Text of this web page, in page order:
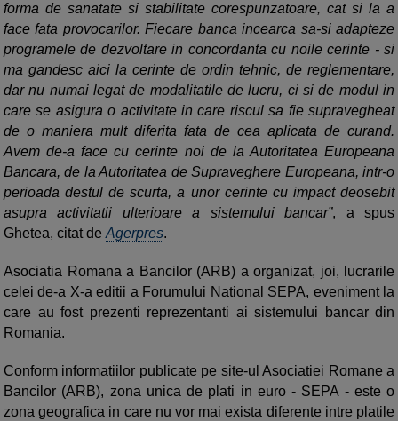
forma de sanatate si stabilitate corespunzatoare, cat si la a
face fata provocarilor. Fiecare banca incearca sa-si adapteze
programele de dezvoltare in concordanta cu noile cerinte - si
ma gandesc aici la cerinte de ordin tehnic, de reglementare,
dar nu numai legat de modalitatile de lucru, ci si de modul in
care se asigura o activitate in care riscul sa fie supravegheat
de o maniera mult diferita fata de cea aplicata de curand.
Avem de-a face cu cerinte noi de la Autoritatea Europeana
Bancara, de la Autoritatea de Supraveghere Europeana, intr-o
perioada destul de scurta, a unor cerinte cu impact deosebit
asupra activitatii ulterioare a sistemului bancar”, a spus
Ghetea, citat de Agerpres.
Asociatia Romana a Bancilor (ARB) a organizat, joi, lucrarile
celei de-a X-a editii a Forumului National SEPA, eveniment la
care au fost prezenti reprezentanti ai sistemului bancar din
Romania.
Conform informatiilor publicate pe site-ul Asociatiei Romane a
Bancilor (ARB), zona unica de plati in euro - SEPA - este o
zona geografica in care nu vor mai exista diferente intre platile